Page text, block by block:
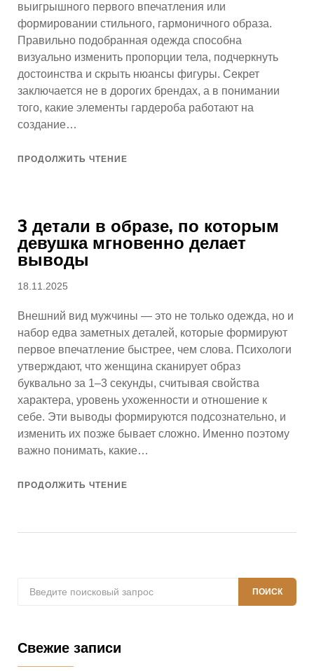
выигрышного первого впечатления или
формировании стильного, гармоничного образа.
Правильно подобранная одежда способна
визуально изменить пропорции тела, подчеркнуть
достоинства и скрыть нюансы фигуры. Секрет
заключается не в дорогих брендах, а в понимании
того, какие элементы гардероба работают на
создание…
ПРОДОЛЖИТЬ ЧТЕНИЕ
3 детали в образе, по которым
девушка мгновенно делает
выводы
Опубликовано
18.11.2025
Внешний вид мужчины — это не только одежда, но и
набор едва заметных деталей, которые формируют
первое впечатление быстрее, чем слова. Психологи
утверждают, что женщина сканирует образ
буквально за 1–3 секунды, считывая свойства
характера, уровень ухоженности и отношение к
себе. Эти выводы формируются подсознательно, и
изменить их позже бывает сложно. Именно поэтому
важно понимать, какие…
ПРОДОЛЖИТЬ ЧТЕНИЕ
ПОИСК
Свежие записи